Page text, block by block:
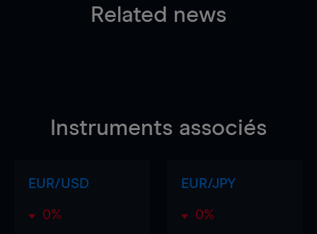
Related news
Instruments associés
EUR/USD
0%
EUR/JPY
0%